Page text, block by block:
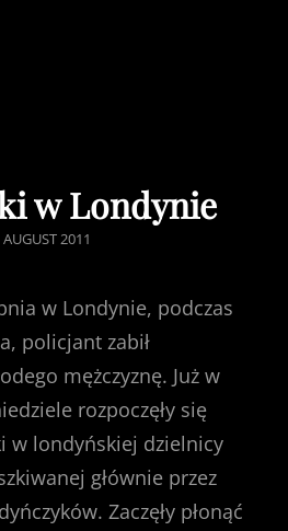
w Londynie
AUGUST 2011
w Londynie, podczas
policjant zabił
mężczyznę. Już w
rozpoczęły się
w londyńskiej dzielnicy
głównie przez
Zaczęły płonąć